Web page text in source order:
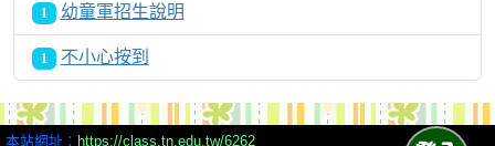
1 幼童軍招生說明
1 不小心按到
本站網址： https://class.tn.edu.tw/6262